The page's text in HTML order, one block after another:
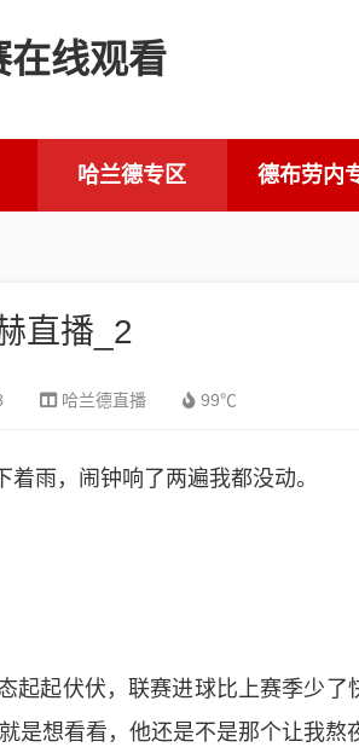
哈兰德专区 德布劳内
直播_2
哈兰德直播 99℃
雨，闹钟响了两遍我都没动。
起起伏伏，联赛进球比上赛季少了
是想看看，他还是不是那个让我熬